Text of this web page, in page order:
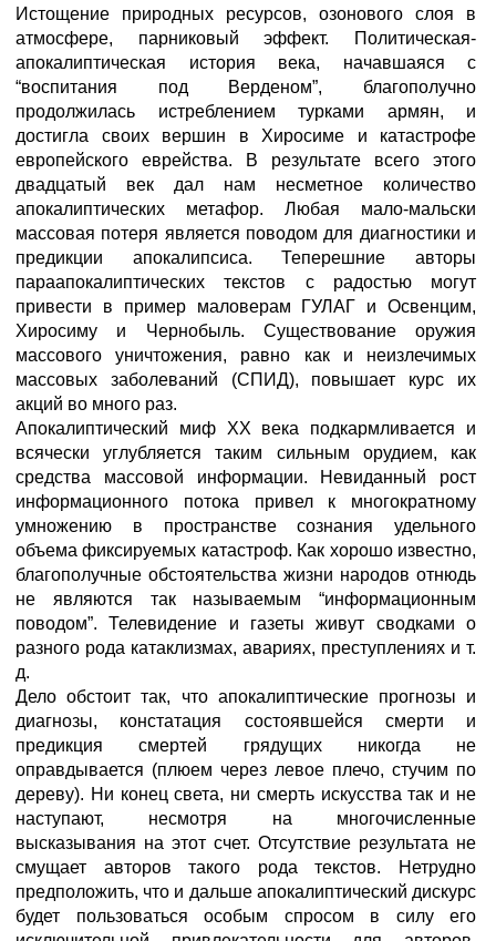
Истощение природных ресурсов, озонового слоя в
атмосфере, парниковый эффект. Политическая-
апокалиптическая история века, начавшаяся с
“воспитания под Верденом”, благополучно
продолжилась истреблением турками армян, и
достигла своих вершин в Хиросиме и катастрофе
европейского еврейства. В результате всего этого
двадцатый век дал нам несметное количество
апокалиптических метафор. Любая мало-мальски
массовая потеря является поводом для диагностики и
предикции апокалипсиса. Теперешние авторы
параапокалиптических текстов с радостью могут
привести в пример маловерам ГУЛАГ и Освенцим,
Хиросиму и Чернобыль. Существование оружия
массового уничтожения, равно как и неизлечимых
массовых заболеваний (СПИД), повышает курс их
акций во много раз.
Апокалиптический миф ХХ века подкармливается и
всячески углубляется таким сильным орудием, как
средства массовой информации. Невиданный рост
информационного потока привел к многократному
умножению в пространстве сознания удельного
объема фиксируемых катастроф. Как хорошо известно,
благополучные обстоятельства жизни народов отнюдь
не являются так называемым “информационным
поводом”. Телевидение и газеты живут сводками о
разного рода катаклизмах, авариях, преступлениях и т.
д.
Дело обстоит так, что апокалиптические прогнозы и
диагнозы, констатация состоявшейся смерти и
предикция смертей грядущих никогда не
оправдывается (плюем через левое плечо, стучим по
дереву). Ни конец света, ни смерть искусства так и не
наступают, несмотря на многочисленные
высказывания на этот счет. Отсутствие результата не
смущает авторов такого рода текстов. Нетрудно
предположить, что и дальше апокалиптический дискурс
будет пользоваться особым спросом в силу его